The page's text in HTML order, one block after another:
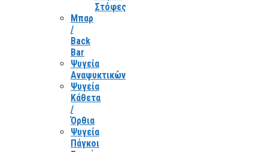
Στόφες
Μπαρ
/
Back
Bar
Ψυγεία
Αναψυκτικών
Ψυγεία
Κάθετα
/
Όρθια
Ψυγεία
Πάγκοι